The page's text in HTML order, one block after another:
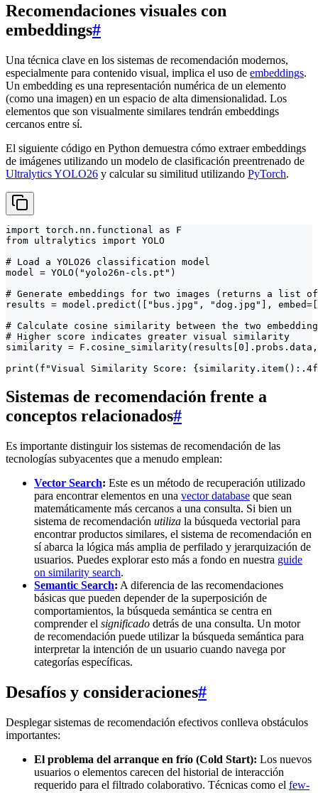
Recomendaciones visuales con
embeddings#
Una técnica clave en los sistemas de recomendación modernos,
especialmente para contenido visual, implica el uso de embeddings.
Un embedding es una representación numérica de un elemento
(como una imagen) en un espacio de alta dimensionalidad. Los
elementos que son visualmente similares tendrán embeddings
cercanos entre sí.
El siguiente código en Python demuestra cómo extraer embeddings
de imágenes utilizando un modelo de clasificación preentrenado de
Ultralytics YOLO26 y calcular su similitud utilizando PyTorch.
import torch.nn.functional as F
from ultralytics import YOLO
# Load a YOLO26 classification model
model = YOLO("yolo26n-cls.pt")
# Generate embeddings for two images (returns a list
results = model.predict(["bus.jpg", "dog.jpg"],
# Calculate cosine similarity between the two
# Higher score indicates greater visual similarity
similarity =
print(f"Visual Similarity Score:
Sistemas de recomendación frente a
conceptos relacionados#
Es importante distinguir los sistemas de recomendación de las
tecnologías subyacentes que a menudo emplean:
Vector Search: Este es un método de recuperación utilizado
para encontrar elementos en una vector database que sean
matemáticamente más cercanos a una consulta. Si bien un
sistema de recomendación utiliza la búsqueda vectorial para
encontrar productos similares, el sistema de recomendación en
sí abarca la lógica más amplia de perfilado y jerarquización de
usuarios. Puedes explorar esto más a fondo en nuestra guide
on similarity search.
Semantic Search: A diferencia de las recomendaciones
básicas que pueden depender de la superposición de
comportamientos, la búsqueda semántica se centra en
comprender el significado detrás de una consulta. Un motor
de recomendación puede utilizar la búsqueda semántica para
interpretar la intención de un usuario cuando navega por
categorías específicas.
Desafíos y consideraciones#
Desplegar sistemas de recomendación efectivos conlleva obstáculos
importantes:
El problema del arranque en frío (Cold Start): Los nuevos
usuarios o elementos carecen del historial de interacción
requerido para el filtrado colaborativo. Técnicas como el few-